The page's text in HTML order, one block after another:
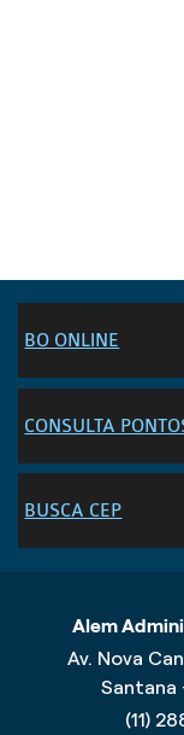
BO ONLINE
CONSULTA
BUSCA CEP
Alem
Av. Nova
Santana
(11)